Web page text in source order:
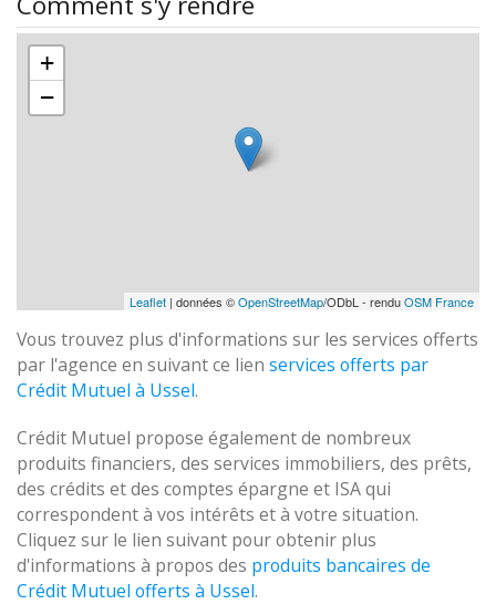
+
−
Leaflet | données ©OpenStreetMap/ODbL - renduOSM France
Vous trouvez plus d'informations sur les services offerts
par l'agence en suivant ce lien services offerts par
Crédit Mutuel à Ussel.
Crédit Mutuel propose également de nombreux
produits financiers, des services immobiliers, des prêts,
des crédits et des comptes épargne et ISA qui
correspondent à vos intérêts et à votre situation.
Cliquez sur le lien suivant pour obtenir plus
d'informations à propos des produits bancaires de
Crédit Mutuel offerts à Ussel.